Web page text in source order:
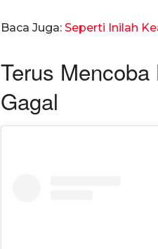
Baca Juga: Seperti Inilah
Terus
Gagal